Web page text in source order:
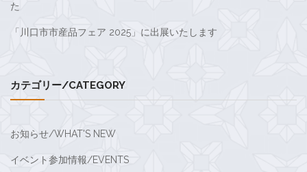
た
「川口市市産品フェア 2025」に出展いたします
カテゴリー/CATEGORY
お知らせ/WHAT'S NEW
イベント参加情報/EVENTS